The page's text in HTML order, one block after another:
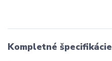
Kompletné špecifikácie